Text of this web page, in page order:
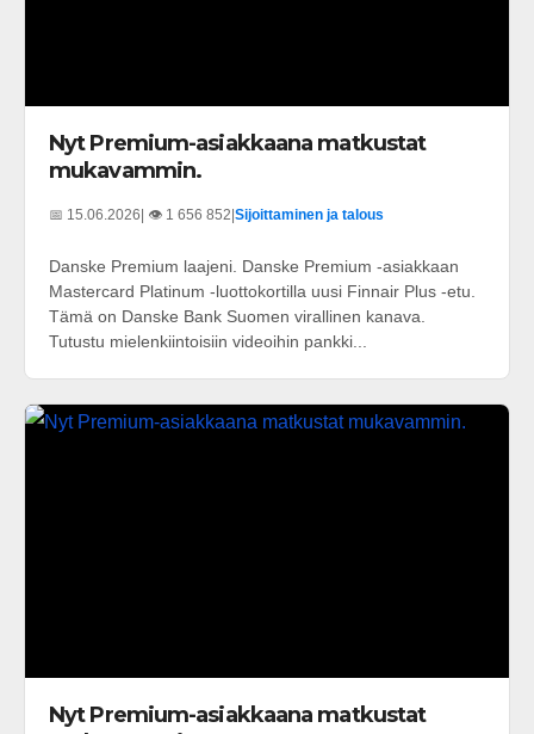
Nyt Premium-asiakkaana matkustat
mukavammin.
📅 15.06.2026 | 👁️ 1 656 852 Sijoittaminen ja talous
Danske Premium laajeni. Danske Premium -asiakkaan
Mastercard Platinum -luottokortilla uusi Finnair Plus -etu.
Tämä on Danske Bank Suomen virallinen kanava.
Tutustu mielenkiintoisiin videoihin pankki...
Nyt Premium-asiakkaana matkustat